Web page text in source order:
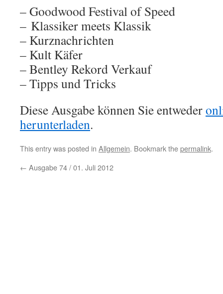
– Goodwood Festival of Speed
– Klassiker meets Klassik
– Kurznachrichten
– Kult Käfer
– Bentley Rekord Verkauf
– Tipps und Tricks
Diese Ausgabe können Sie entweder
herunterladen.
This entry was posted in Allgemein. Bookmark thepermalink.
← Ausgabe 74 / 01. Juli 2012